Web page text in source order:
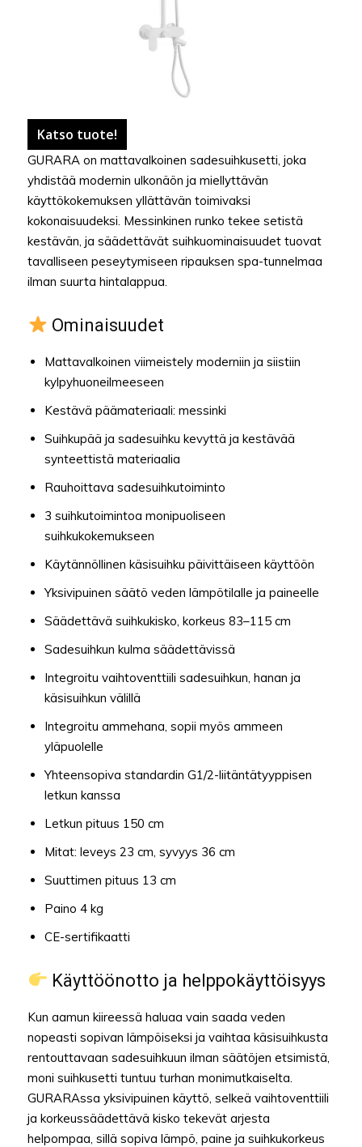
Katso tuote!
GURARA on mattavalkoinen sadesuihkusetti, joka
yhdistää modernin ulkonäön ja miellyttävän
käyttökokemuksen yllättävän toimivaksi
kokonaisuudeksi. Messinkinen runko tekee setistä
kestävän, ja säädettävät suihkuominaisuudet tuovat
tavalliseen peseytymiseen ripauksen spa-tunnelmaa
ilman suurta hintalappua.
Ominaisuudet
Mattavalkoinen viimeistely moderniin ja siistiin
kylpyhuoneilmeeseen
Kestävä päämateriaali: messinki
Suihkupää ja sadesuihku kevyttä ja kestävää
synteettistä materiaalia
Rauhoittava sadesuihkutoiminto
3 suihkutoimintoa monipuoliseen
suihkukokemukseen
Käytännöllinen käsisuihku päivittäiseen käyttöön
Yksivipuinen säätö veden lämpötilalle ja paineelle
Säädettävä suihkukisko, korkeus 83–115 cm
Sadesuihkun kulma säädettävissä
Integroitu vaihtoventtiili sadesuihkun, hanan ja
käsisuihkun välillä
Integroitu ammehana, sopii myös ammeen
yläpuolelle
Yhteensopiva standardin G1/2-liitäntätyyppisen
letkun kanssa
Letkun pituus 150 cm
Mitat: leveys 23 cm, syvyys 36 cm
Suuttimen pituus 13 cm
Paino 4 kg
CE-sertifikaatti
Käyttöönotto ja helppokäyttöisyys
Kun aamun kiireessä haluaa vain saada veden
nopeasti sopivan lämpöiseksi ja vaihtaa käsisuihkusta
rentouttavaan sadesuihkuun ilman säätöjen etsimistä,
moni suihkusetti tuntuu turhan monimutkaiselta.
GURARAssa yksivipuinen käyttö, selkeä vaihtoventtiili
ja korkeussäädettävä kisko tekevät arjesta
helpompaa, sillä sopiva lämpö, paine ja suihkukorkeus